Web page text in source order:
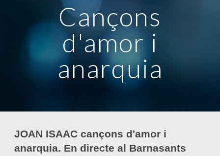
Cançons
d'amor i
anarquia
JOAN ISAAC cançons d'amor i
anarquia. En directe al Barnasants